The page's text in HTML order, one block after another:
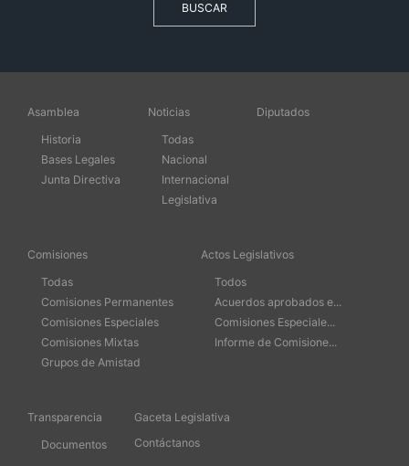
BUSCAR
Asamblea
Historia
Bases Legales
Junta Directiva
Noticias
Todas
Nacional
Internacional
Legislativa
Diputados
Comisiones
Todas
Comisiones Permanentes
Comisiones Especiales
Comisiones Mixtas
Grupos de Amistad
Actos Legislativos
Todos
Acuerdos aprobados e...
Comisiones Especiale...
Informe de Comisione...
Transparencia
Documentos
Gaceta Legislativa
Contáctanos